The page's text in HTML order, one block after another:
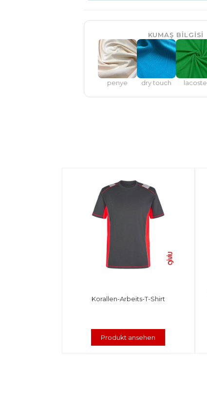
KUMAŞ BİLGİSİ
penye dry touch lacoste
Korallen-Arbeits-T-Shirt
Produkt ansehen